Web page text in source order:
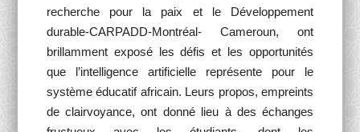
recherche pour la paix et le Développement
durable-CARPADD-Montréal- Cameroun, ont
brillamment exposé les défis et les opportunités
que l’intelligence artificielle représente pour le
système éducatif africain. Leurs propos, empreints
de clairvoyance, ont donné lieu à des échanges